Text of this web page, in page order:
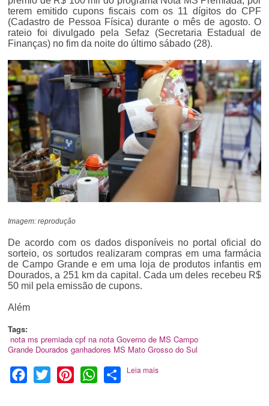
terem emitido cupons fiscais com os 11 dígitos do CPF
(Cadastro de Pessoa Física) durante o mês de agosto. O
rateio foi divulgado pela Sefaz (Secretaria Estadual de
Finanças) no fim da noite do último sábado (28).
Imagem: reprodução
De acordo com os dados disponíveis no portal oficial do
sorteio, os sortudos realizaram compras em uma farmácia
de Campo Grande e em uma loja de produtos infantis em
Dourados, a 251 km da capital. Cada um deles recebeu R$
50 mil pela emissão de cupons.
Além
Tags:
nota ms premiada cpf na nota Governo de MS Campo
Grande Dourados ganhadores MS Mato Grosso do Sul
Facebook
Twitter PinterestWhatsApp
Share
Leia mais